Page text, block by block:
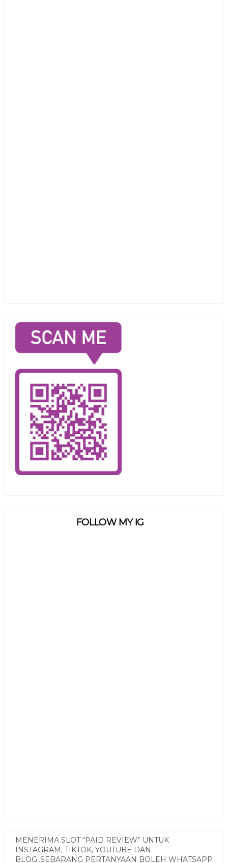
FOLLOW MY IG
MENERIMA SLOT “PAID REVIEW” UNTUK
INSTAGRAM, TIKTOK, YOUTUBE DAN
BLOG..SEBARANG PERTANYAAN BOLEH WHATSAPP